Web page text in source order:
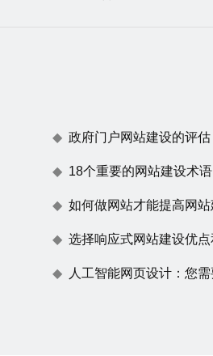
政府门户网站建设的评估
18个重要的网站建设术语